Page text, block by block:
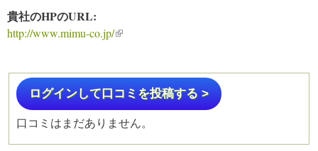
貴社のHPのURL:
http://www.mimu-co.jp/(link is external)
ログインして口コミを投稿する >
口コミはまだありません。